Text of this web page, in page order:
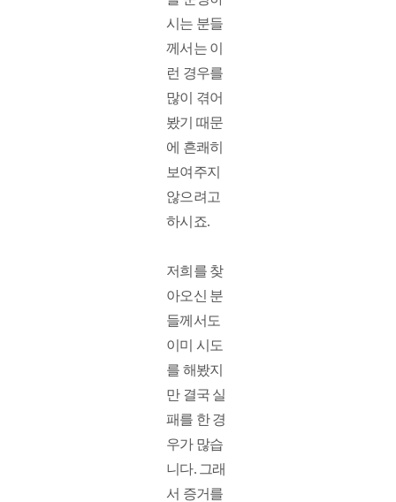
시는 분들
께서는 이
런 경우를
많이 겪어
봤기 때문
에 흔쾌히
보여주지
않으려고
하시죠.
저희를 찾
아오신 분
들께서도
이미 시도
를 해봤지
만 결국 실
패를 한 경
우가 많습
니다. 그래
서 증거를